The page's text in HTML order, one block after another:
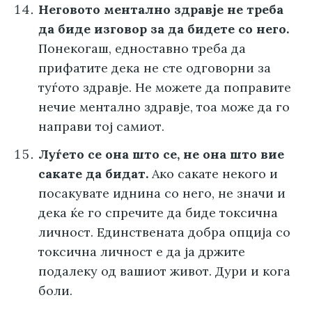
Неговото ментално здравје не треба
да биде изговор за да бидете со него.
Понекогаш, едноставно треба да
прифатите дека не сте одговорни за
туѓото здравје. Не можете да поправите
нечие ментално здравје, тоа може да го
направи тој самиот.
Луѓето се она што се, не она што вие
сакате да бидат. Ако сакате некого и
посакувате иднина со него, не значи и
дека ќе го спречите да биде токсична
личност. Единствената добра опција со
токсична личност е да ја држите
подалеку од вашиот живот. Дури и кога
боли.